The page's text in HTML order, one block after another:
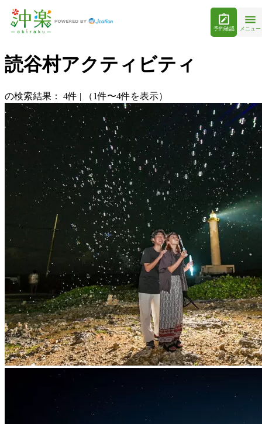
予約確認 メニュー
読谷村アクティビティ
の検索結果： 4件 | （1件〜4件を表示）